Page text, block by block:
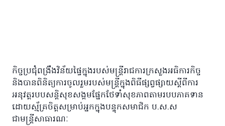
កិច្ចប្រជុំពង្រឹងវិន័យ​ផ្ទៃក្នុងរបស់មន្រ្តីរាជការក្រសួងអធិការកិច្ច​
និងបានពិនិត្យការចូលរួមរបស់មន្រ្តីក្នុងពិធីផ្សព្វផ្សាយស្តីពីការ
អនុវត្តរបបសន្តិសុខសង្គមផ្នែកថែទាំសុខភាពតាមរបបភាគទាន
ដោយស្ម័គ្រចិត្តសម្រាប់អ្នកក្នុងបន្ទុក​សមាជិក​ ប.ស.ស​
ជាមន្រ្តីសាធារណៈ​